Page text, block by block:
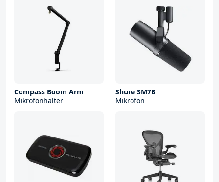
Compass Boom Arm
Mikrofonhalter
Shure SM7B
Mikrofon